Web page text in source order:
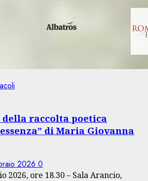
della raccolta poetica
di Maria Giovanna
2026 0
2026, ore 18.30 – Sala Arancio,